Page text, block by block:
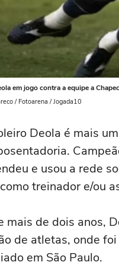
em jogo contra a equipe a
/ Fotoarena / Jogada10
Deola é mais
e usou a rede
treinador e/ou
mais de dois anos,
de atletas, onde
em São Paulo.